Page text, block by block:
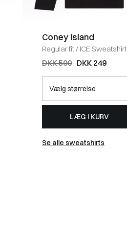
Coney Island
Regular fit/ ICE Sweatshirt
BLACK
DKK 500 DKK 249
LÆG I KURV
Se alle sweatshirts